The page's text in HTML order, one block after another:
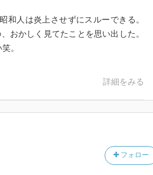
和人は炎上させずにスルーできる。
おかしく見てたことを思い出した。
。
詳細をみる
フォロー